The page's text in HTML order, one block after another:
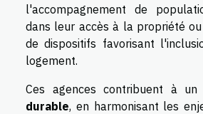
l'accompagnement de
dans leur accès à la propriété
de dispositifs favorisant
logement.
Ces agences contribuent à un
durable, en harmonisant les